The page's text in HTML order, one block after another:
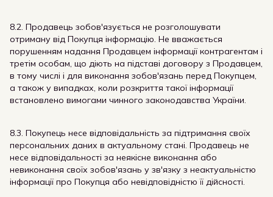
8.2. Продавець зобов'язується не розголошувати
отриману від Покупця інформацію. Не вважається
порушенням надання Продавцем інформації контрагентам і
третім особам, що діють на підставі договору з Продавцем,
в тому числі і для виконання зобов'язань перед Покупцем,
а також у випадках, коли розкриття такої інформації
встановлено вимогами чинного законодавства України.
8.3. Покупець несе відповідальність за підтримання своїх
персональних даних в актуальному стані. Продавець не
несе відповідальності за неякісне виконання або
невиконання своїх зобов'язань у зв'язку з неактуальністю
інформації про Покупця або невідповідністю її дійсності.